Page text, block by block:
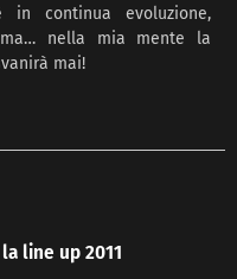
continua evoluzione,
ma… nella mia mente la
mai!
line up 2011